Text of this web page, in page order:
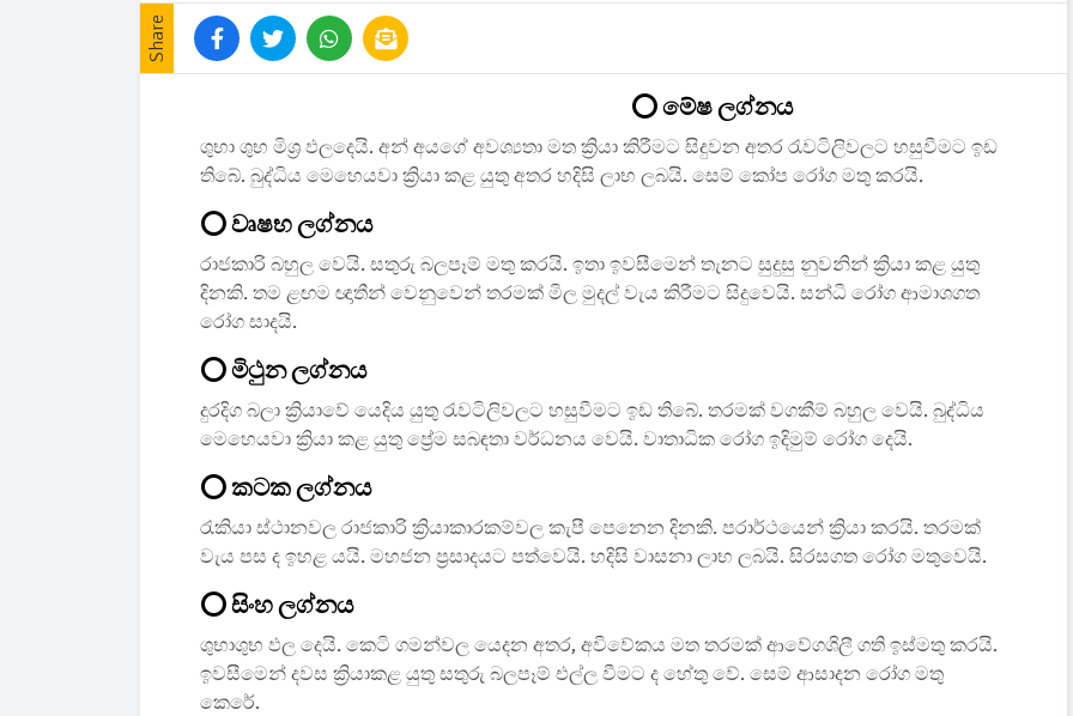
Share
⭕ මේෂ ලග්නය
ශුභා ශුභ මිශ්‍ර ඵලදෙයි. අන් අයගේ අවශ්‍යතා මත ක්‍රියා කිරීමට සිදුවන අතර රැවටිලිවලට හසුවීමට ඉඩ
තිබේ. බුද්ධිය මෙහෙයවා ක්‍රියා කළ යුතු අතර හදිසි ලාභ ලබයි. සෙම් කෝප රෝග මතු කරයි.
⭕ වෘෂභ ලග්නය
රාජකාරි බහුල වෙයි. සතුරු බලපෑම් මතු කරයි. ඉතා ඉවසීමෙන් තැනට සුදුසු නුවනින් ක්‍රියා කළ යුතු
දිනකි. තම ළඟම ඥාතීන් වෙනුවෙන් තරමක් මිල මුදල් වැය කිරීමට සිදුවෙයි. සන්ධි රෝග ආමාශගත
රෝග සාදයි.
⭕ මිථුන ලග්නය
දුරදිග බලා ක්‍රියාවේ යෙදිය යුතු රැවටිලිවලට හසුවීමට ඉඩ තිබේ. තරමක් වගකීම් බහුල වෙයි. බුද්ධිය
මෙහෙයවා ක්‍රියා කළ යුතු ප්‍රේම සබඳතා වර්ධනය වෙයි. වාතාධික රෝග ඉදිමුම් රෝග දෙයි.
⭕ කටක ලග්නය
රැකියා ස්ථානවල රාජකාරි ක්‍රියාකාරකම්වල කැපී පෙනෙන දිනකි. පරාර්ථයෙන් ක්‍රියා කරයි. තරමක්
වැය පස ද ඉහළ යයි. මහජන ප්‍රසාදයට පත්වෙයි. හදිසි වාසනා ලාභ ලබයි. සිරසගත රෝග මතුවෙයි.
⭕ සිංහ ලග්නය
ශුභාශුභ ඵල දෙයි. කෙටි ගමන්වල යෙදන අතර, අවිවේකය මත තරමක් ආවේගශිලී ගති ඉස්මතු කරයි.
ඉවසීමෙන් දවස ක්‍රියාකළ යුතු සතුරු බලපෑම් එල්ල වීමට ද හේතු වේ. සෙම් ආසාදන රෝග මතු
කෙරේ.